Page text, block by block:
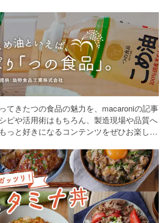
てきたつの食品の魅力を、macaroniの記事
ピや活用術はもちろん、製造現場や品質へ
っと好きになるコンテンツをぜひお楽しみ